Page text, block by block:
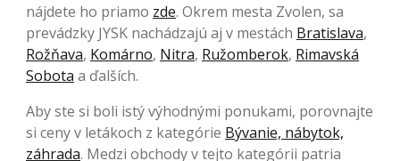
nájdete ho priamo zde. Okrem mesta Zvolen, sa
prevádzky JYSK nachádzajú aj v mestách Bratislava,
Rožňava, Komárno, Nitra, Ružomberok, Rimavská
Sobota a ďalších.
Aby ste si boli istý výhodnými ponukami, porovnajte
si ceny v letákoch z kategórie Bývanie, nábytok,
záhrada. Medzi obchody v tejto kategórii patria